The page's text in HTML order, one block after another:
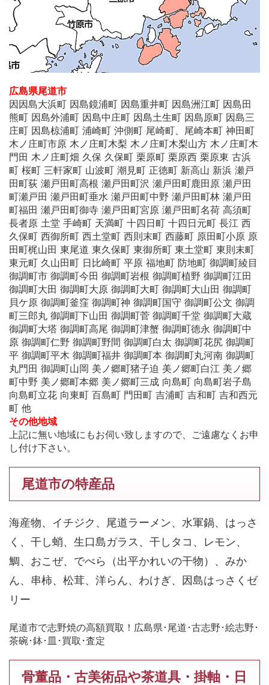
広島県尾道市
因因島大浜町 因島鏡浦町 因島重井町 因島洲江町 因島田
熊町 因島外浦町 因島中庄町 因島土生町 因島原町 因島三
庄町 因島椋浦町 浦崎町 沖側町 尾崎町、尾崎本町 神田町
木ノ庄町市原 木ノ庄町木梨 木ノ庄町木梨山方 木ノ庄町木
門田 木ノ庄町畑 久保 久保町 栗原町 栗原西 栗原東 古浜
町 桜町 三軒家町 山波町 潮見町 正徳町 新高山 新浜 瀬戸
田町荻 瀬戸田町高根 瀬戸田町沢 瀬戸田町鹿田原 瀬戸田
町瀬戸田 瀬戸田町垂水 瀬戸田町中野 瀬戸田町林 瀬戸田
町福田 瀬戸田町御寺 瀬戸田町宮原 瀬戸田町名荷 高須町
長者原 土堂 手崎町 天満町 十四日町 十四日元町 長江 西
久保町 西御所町 西土堂町 西則末町 西藤町 原田町小原 原
田町梶山田 東尾道 東久保町 東御所町 東土堂町 東則末町
東元町 久山田町 日比崎町 平原 福地町 防地町 御調町綾目
御調町市 御調町今田 御調町岩根 御調町植野 御調町江田
御調町大田 御調町大原 御調町大町 御調町大山田 御調町
貝ケ原 御調町釜窪 御調町神 御調町国守 御調町公文 御調
町三郎丸 御調町下山田 御調町菅 御調町千堂 御調町大蔵
御調町大塔 御調町高尾 御調町津蟹 御調町徳永 御調町中
原 御調町仁野 御調町野間 御調町白太 御調町花尻 御調町
平 御調町平木 御調町福井 御調町本 御調町丸河南 御調町
丸門田 御調町山岡 美ノ郷町猪子迫 美ノ郷町白江 美ノ郷
町中野 美ノ郷町本郷 美ノ郷町三成 向島町 向島町岩子島
向島町立花 向東町 百島町 門田町 吉浦町 吉和町 吉和西元
町 他
その他地域
上記に無い地域にもお伺い致しますので、ご遠慮なくお申
し付け下さい。
尾道市の特産品
海産物、イチジク、尾道ラーメン、水軍鍋、はっさ
く、干し蛸、生口島ガラス、干しタコ、レモン、
鯛、おこぜ、でべら（出平かれいの干物）、みか
ん、串柿、松茸、洋らん、わけぎ、因島はっさくゼ
リー
尾道市で志野焼の高額買取！広島県･尾道･古志野･絵志野･
茶碗･鉢･皿･買取･査定
骨董品・古美術品や茶道具・掛軸・日